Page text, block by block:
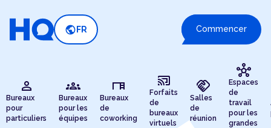
public FR Commencer
person
Bureaux
pour
particuliers
groups
Bureaux
pour les
équipes
desk
Bureaux
de
coworking
cast_connected
Forfaits
de
bureaux
virtuels
handshake
Salles
de
réunion
hub
Espaces
de
travail
pour les
grandes